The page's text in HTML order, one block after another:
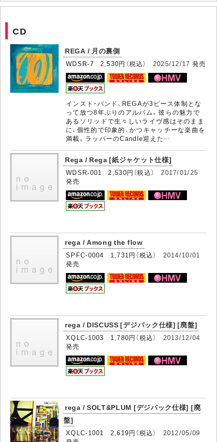
CD
REGA / 月の裏側
WDSR-7 2,530円（税込） 2025/12/17 発売
インスト・バンド、REGAが3ピース体制とな
って放つ8年ぶりのアルバム。彼らの魅力で
あるソリッドで生々しいライヴ感はそのまま
に、個性的で印象的、かつキャッチーな楽曲を
満載。ラッパーのCandle迎えた…
Rega / Rega [紙ジャケット仕様]
WDSR-001 2,530円（税込） 2017/01/25
発売
rega / Among the flow
SPFC-0004 1,731円（税込） 2014/10/01
発売
rega / DISCUSS [デジパック仕様] [廃盤]
XQLC-1003 1,780円（税込） 2013/12/04
発売
rega / SOLT&PLUM [デジパック仕様] [廃
盤]
XQLC-1001 2,619円（税込） 2012/05/09